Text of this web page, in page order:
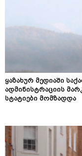
ყაზახურ მედიაში
ადმინისტრაციის
სტატიები მომზადდა